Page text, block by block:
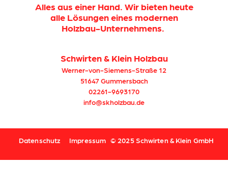
Alles aus einer Hand. Wir bieten heute
alle Lösungen eines modernen
Holzbau-Unternehmens.
Schwirten & Klein Holzbau
Werner-von-Siemens-Straße 12
51647 Gummersbach
02261-9693170
info@skholzbau.de
Datenschutz Impressum © 2025 Schwirten & Klein GmbH